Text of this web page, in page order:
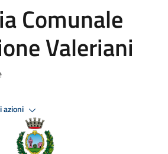
Comunale
Valeriani
azioni